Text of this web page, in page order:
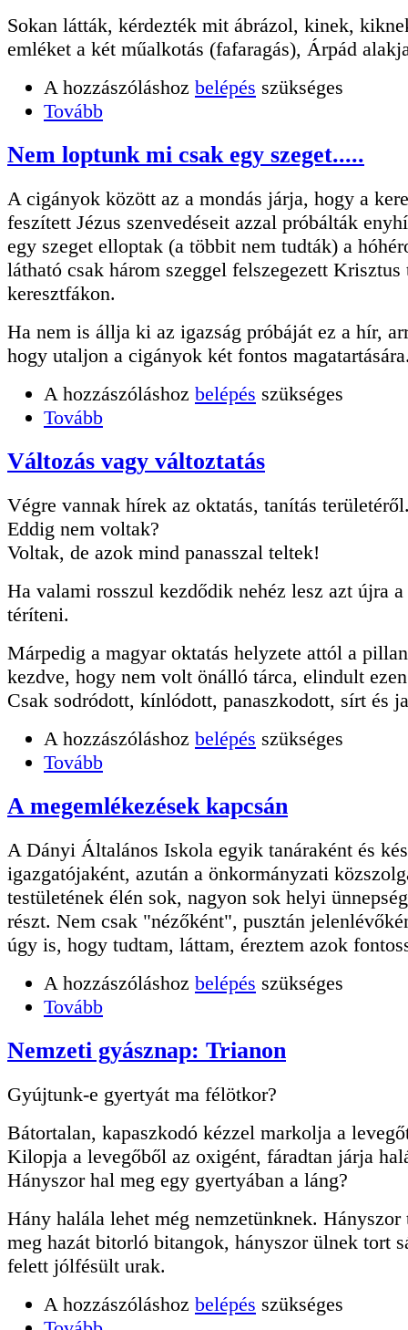
Sokan látták, kérdezték mit ábrázol, kinek,
emléket a két műalkotás (fafaragás), Árpád
A hozzászóláshoz belépés szükséges
Tovább
Nem loptunk mi csak egy szeget.....
A cigányok között az a mondás járja, hogy a
feszített Jézus szenvedéseit azzal próbálták
egy szeget elloptak (a többit nem tudták) a
látható csak három szeggel felszegezett Krisztus
keresztfákon.
Ha nem is állja ki az igazság próbáját ez a hír,
hogy utaljon a cigányok két fontos
A hozzászóláshoz belépés szükséges
Tovább
Változás vagy változtatás
Végre vannak hírek az oktatás, tanítás
Eddig nem voltak?
Voltak, de azok mind panasszal teltek!
Ha valami rosszul kezdődik nehéz lesz azt újra
téríteni.
Márpedig a magyar oktatás helyzete attól a
kezdve, hogy nem volt önálló tárca, elindult
Csak sodródott, kínlódott, panaszkodott, sírt és
A hozzászóláshoz belépés szükséges
Tovább
A megemlékezések kapcsán
A Dányi Általános Iskola egyik tanáraként és
igazgatójaként, azután a önkormányzati
testületének élén sok, nagyon sok helyi
részt. Nem csak "nézőként", pusztán
úgy is, hogy tudtam, láttam, éreztem azok
A hozzászóláshoz belépés szükséges
Tovább
Nemzeti gyásznap: Trianon
Gyújtunk-e gyertyát ma félötkor?
Bátortalan, kapaszkodó kézzel markolja a
Kilopja a levegőből az oxigént, fáradtan járja
Hányszor hal meg egy gyertyában a láng?
Hány halála lehet még nemzetünknek. Hányszor
meg hazát bitorló bitangok, hányszor ülnek tort
felett jólfésült urak.
A hozzászóláshoz belépés szükséges